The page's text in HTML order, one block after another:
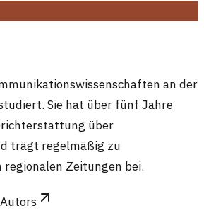
an der
Sie hat über fünf Jahre
über
trägt regelmäßig zu
regionalen Zeitungen bei.